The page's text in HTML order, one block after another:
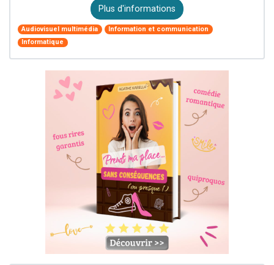
Plus d'informations
Audiovisuel multimédia
Information et communication
Informatique